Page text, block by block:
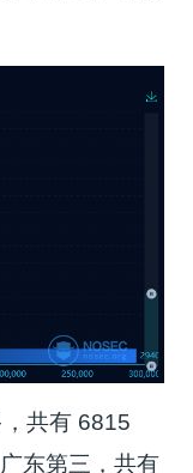
共有 6815
东第三，共有